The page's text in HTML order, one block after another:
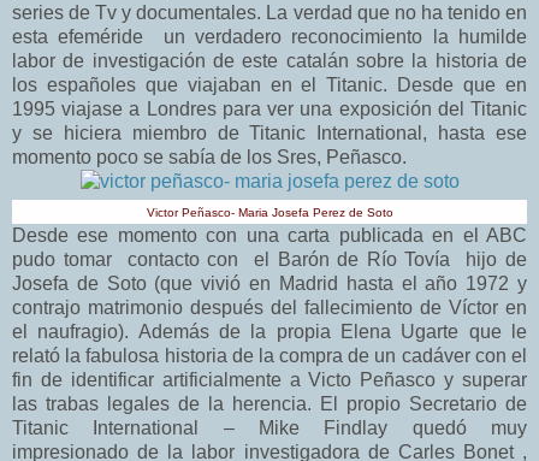
series de Tv y documentales. La verdad que no ha tenido en
esta efeméride un verdadero reconocimiento la humilde
labor de investigación de este catalán sobre la historia de
los españoles que viajaban en el Titanic. Desde que en
1995 viajase a Londres para ver una exposición del Titanic
y se hiciera miembro de Titanic International, hasta ese
momento poco se sabía de los Sres, Peñasco.
Victor Peñasco- Maria Josefa Perez de Soto
Desde ese momento con una carta publicada en el ABC
pudo tomar contacto con el Barón de Río Tovía hijo de
Josefa de Soto (que vivió en Madrid hasta el año 1972 y
contrajo matrimonio después del fallecimiento de Víctor en
el naufragio). Además de la propia Elena Ugarte que le
relató la fabulosa historia de la compra de un cadáver con el
fin de identificar artificialmente a Victo Peñasco y superar
las trabas legales de la herencia. El propio Secretario de
Titanic International – Mike Findlay quedó muy
impresionado de la labor investigadora de Carles Bonet ,